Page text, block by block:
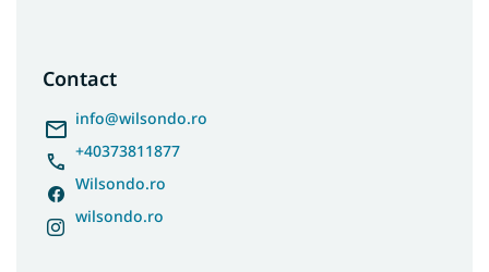
Contact
info@wilsondo.ro
+40373811877
Wilsondo.ro
wilsondo.ro